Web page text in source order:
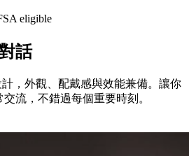
eligible
話
，外觀、配戴感與效能兼備。讓你
流，不錯過每個重要時刻。